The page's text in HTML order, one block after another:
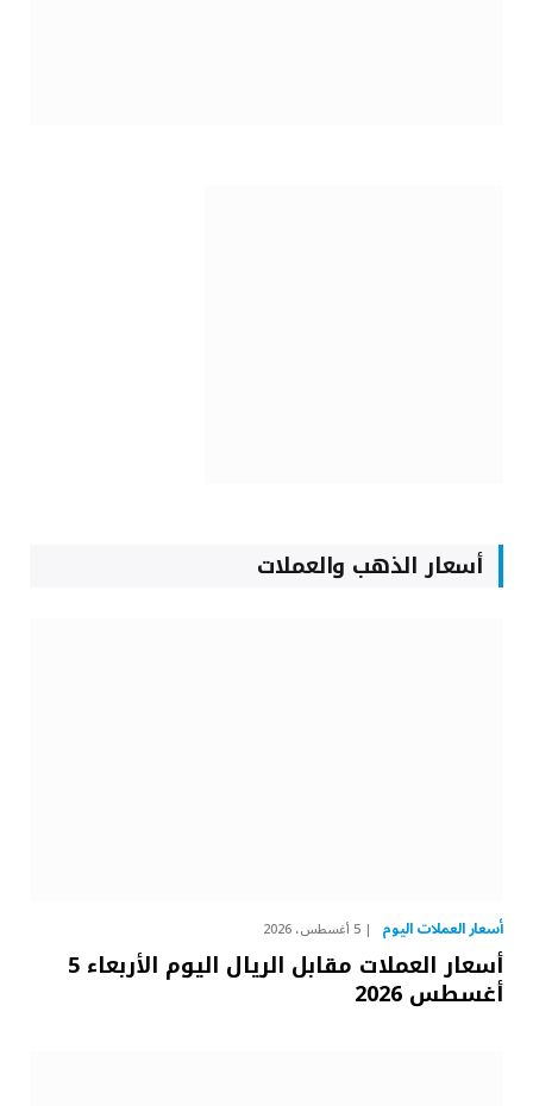
أسعار الذهب والعملات
أسعار العملات اليوم 5 أغسطس، 2026
أسعار العملات مقابل الريال اليوم الأربعاء 5
أغسطس 2026